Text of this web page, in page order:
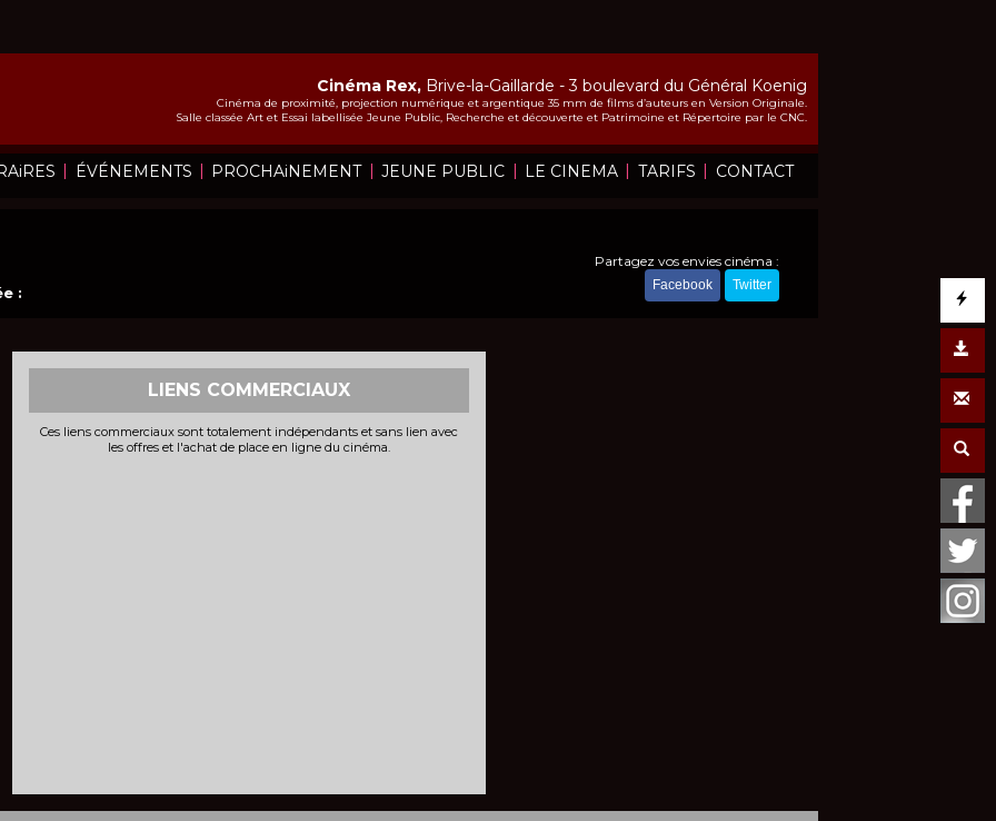
| ÉVÉNEMENTS | PROCHAiNEMENT | JEUNE PUBLIC | LE CINEMA | TARIFS | CONTACT
Cinéma Rex, Brive-la-Gaillarde - 3 boulevard du Général Koenig
Cinéma de proximité, projection numérique et argentique 35 mm de films d’auteurs en Version Originale.
Salle classée Art et Essai labellisée Jeune Public, Recherche et découverte et Patrimoine et Répertoire par le CNC.
:
Partagez vos envies cinéma :
Facebook Twitter
LIENS COMMERCIAUX
Ces liens commerciaux sont totalement indépendants et sans lien avec
les offres et l'achat de place en ligne du cinéma.